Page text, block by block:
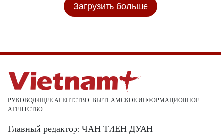
Загрузить больше
РУКОВОДЯЩЕЕ АГЕНТСТВО: ВЬЕТНАМСКОЕ ИНФОРМАЦИОННОЕ
АГЕНТСТВО
Главный редактор: ЧАН ТИЕН ДУАН